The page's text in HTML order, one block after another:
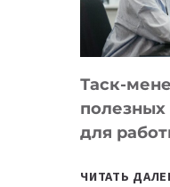
Таск-
полезных
для
ЧИТАТЬ